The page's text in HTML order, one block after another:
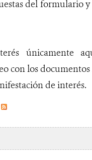
del formulario
únicamente
con los
de interés.